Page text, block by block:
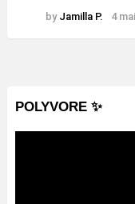
by Jamilla P. 4
POLYVORE ✨